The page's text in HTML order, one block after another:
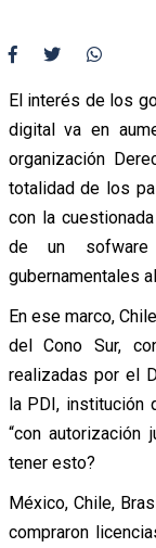
El interés de los
digital va en
organización
totalidad de los
con la
de un sofware
gubernamentales
En ese marco,
del Cono Sur,
realizadas por el
la PDI, institución
“con autorización
tener esto?
México, Chile,
compraron